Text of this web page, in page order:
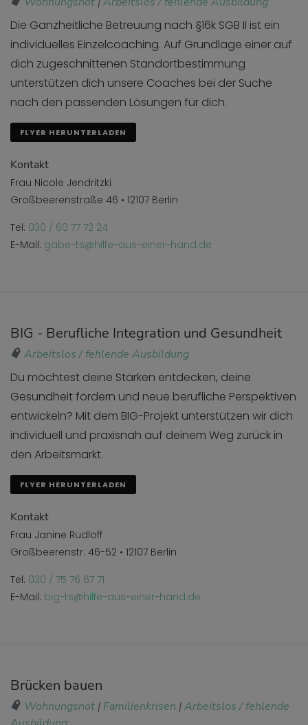
Die Ganzheitliche Betreuung nach §16k SGB II ist ein
individuelles Einzelcoaching. Auf Grundlage einer auf
dich zugeschnittenen Standortbestimmung
unterstützen dich unsere Coaches bei der Suche
nach den passenden Lösungen für dich.
FLYER HERUNTERLADEN
Kontakt
Frau Nicole Jendritzki
Großbeerenstraße 46 • 12107 Berlin
Tel: 030 / 60 77 72 24
E-Mail: gabe-ts@hilfe-aus-einer-hand.de
BIG - Berufliche Integration und Gesundheit
Arbeitslos / fehlende Ausbildung
Du möchtest deine Stärken entdecken, deine
Gesundheit fördern und neue berufliche Perspektiven
entwickeln? Mit dem BIG-Projekt unterstützen wir dich
individuell und praxisnah auf deinem Weg zurück in
den Arbeitsmarkt.
FLYER HERUNTERLADEN
Kontakt
Frau Janine Rudloff
Großbeerenstr. 46-52 • 12107 Berlin
Tel: 030 / 75 76 67 71
E-Mail: big-ts@hilfe-aus-einer-hand.de
Brücken bauen
Wohnungsnot | Familienkrisen |Arbeitslos / fehlende